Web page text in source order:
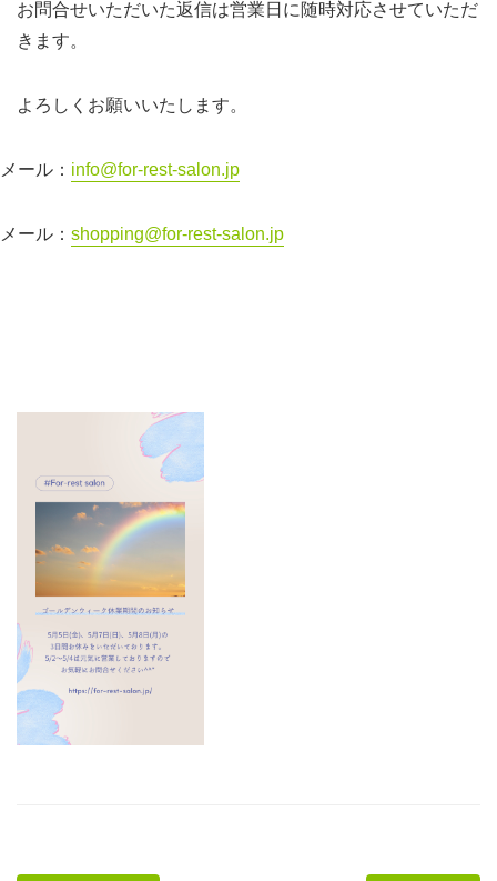
お問合せいただいた返信は営業日に随時対応させていただ
きます。
よろしくお願いいたします。
メール： info@for-rest-salon.jp
メール： shopping@for-rest-salon.jp